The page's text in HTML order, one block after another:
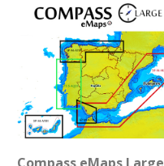
Compass eMaps Large